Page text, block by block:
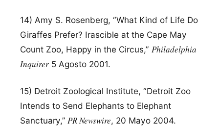
14) Amy S. Rosenberg, “What Kind of Life Do
Giraffes Prefer? Irascible at the Cape May
Count Zoo, Happy in the Circus,” Philadelphia
Inquirer5 Agosto 2001.
15) Detroit Zoological Institute, “Detroit Zoo
Intends to Send Elephants to Elephant
Sanctuary,” PR Newswire, 20 Mayo 2004.